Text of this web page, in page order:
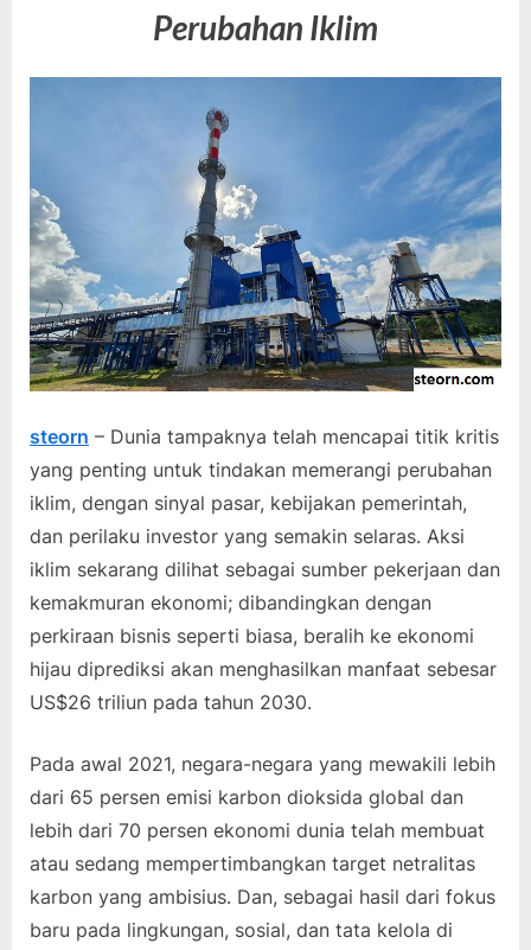
Perubahan Iklim
steorn – Dunia tampaknya telah mencapai titik kritis
yang penting untuk tindakan memerangi perubahan
iklim, dengan sinyal pasar, kebijakan pemerintah,
dan perilaku investor yang semakin selaras. Aksi
iklim sekarang dilihat sebagai sumber pekerjaan dan
kemakmuran ekonomi; dibandingkan dengan
perkiraan bisnis seperti biasa, beralih ke ekonomi
hijau diprediksi akan menghasilkan manfaat sebesar
US$26 triliun pada tahun 2030.
Pada awal 2021, negara-negara yang mewakili lebih
dari 65 persen emisi karbon dioksida global dan
lebih dari 70 persen ekonomi dunia telah membuat
atau sedang mempertimbangkan target netralitas
karbon yang ambisius. Dan, sebagai hasil dari fokus
baru pada lingkungan, sosial, dan tata kelola di